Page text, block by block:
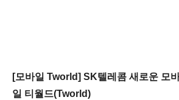
[모바일 Tworld] SK텔레콤 새로운 모
일 티월드(Tworld)